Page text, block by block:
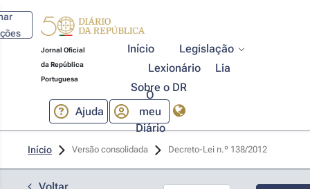
Jornal Oficial
da República
Portuguesa
Início
Legislação
Lexionário
Lia
Sobre o DR
Ajuda
O
meu
Diário
Início Versão consolidada Decreto-Lei n.º 138/2012